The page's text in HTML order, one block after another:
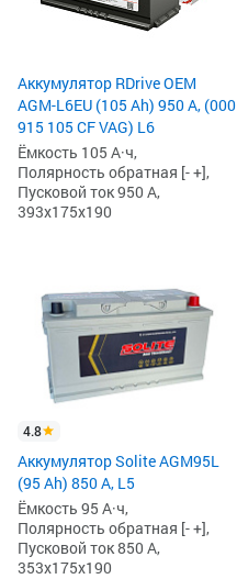
Аккумулятор RDrive OEM
AGM-L6EU (105 Ah) 950 А, (000
915 105 CF VAG) L6
Ёмкость 105 А·ч,
Полярность обратная [- +],
Пусковой ток 950 А,
393x175x190
4.8
Аккумулятор Solite AGM95L
(95 Ah) 850 А, L5
Ёмкость 95 А·ч,
Полярность обратная [- +],
Пусковой ток 850 А,
353x175x190